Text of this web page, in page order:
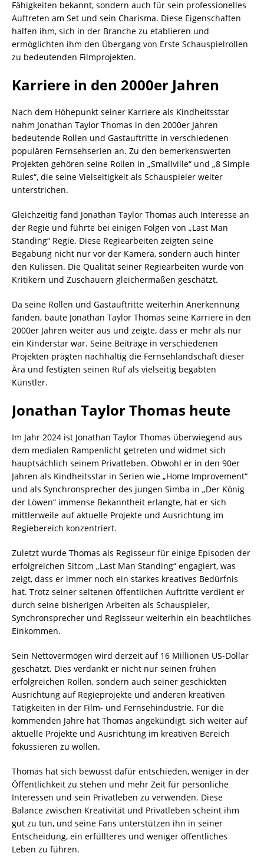
Fähigkeiten bekannt, sondern auch für sein professionelles
Auftreten am Set und sein Charisma. Diese Eigenschaften
halfen ihm, sich in der Branche zu etablieren und
ermöglichten ihm den Übergang von Erste Schauspielrollen
zu bedeutenden Filmprojekten.
Karriere in den 2000er Jahren
Nach dem Höhepunkt seiner Karriere als Kindheitsstar
nahm Jonathan Taylor Thomas in den 2000er Jahren
bedeutende Rollen und Gastauftritte in verschiedenen
populären Fernsehserien an. Zu den bemerkenswerten
Projekten gehören seine Rollen in „Smallville“ und „8 Simple
Rules“, die seine Vielseitigkeit als Schauspieler weiter
unterstrichen.
Gleichzeitig fand Jonathan Taylor Thomas auch Interesse an
der Regie und führte bei einigen Folgen von „Last Man
Standing“ Regie. Diese Regiearbeiten zeigten seine
Begabung nicht nur vor der Kamera, sondern auch hinter
den Kulissen. Die Qualität seiner Regiearbeiten wurde von
Kritikern und Zuschauern gleichermaßen geschätzt.
Da seine Rollen und Gastauftritte weiterhin Anerkennung
fanden, baute Jonathan Taylor Thomas seine Karriere in den
2000er Jahren weiter aus und zeigte, dass er mehr als nur
ein Kinderstar war. Seine Beiträge in verschiedenen
Projekten prägten nachhaltig die Fernsehlandschaft dieser
Ära und festigten seinen Ruf als vielseitig begabten
Künstler.
Jonathan Taylor Thomas heute
Im Jahr 2024 ist Jonathan Taylor Thomas überwiegend aus
dem medialen Rampenlicht getreten und widmet sich
hauptsächlich seinem Privatleben. Obwohl er in den 90er
Jahren als Kindheitsstar in Serien wie „Home Improvement“
und als Synchronsprecher des jungen Simba in „Der König
der Löwen“ immense Bekanntheit erlangte, hat er sich
mittlerweile auf aktuelle Projekte und Ausrichtung im
Regiebereich konzentriert.
Zuletzt wurde Thomas als Regisseur für einige Episoden der
erfolgreichen Sitcom „Last Man Standing“ engagiert, was
zeigt, dass er immer noch ein starkes kreatives Bedürfnis
hat. Trotz seiner seltenen öffentlichen Auftritte verdient er
durch seine bisherigen Arbeiten als Schauspieler,
Synchronsprecher und Regisseur weiterhin ein beachtliches
Einkommen.
Sein Nettovermögen wird derzeit auf 16 Millionen US-Dollar
geschätzt. Dies verdankt er nicht nur seinen frühen
erfolgreichen Rollen, sondern auch seiner geschickten
Ausrichtung auf Regieprojekte und anderen kreativen
Tätigkeiten in der Film- und Fernsehindustrie. Für die
kommenden Jahre hat Thomas angekündigt, sich weiter auf
aktuelle Projekte und Ausrichtung im kreativen Bereich
fokussieren zu wollen.
Thomas hat sich bewusst dafür entschieden, weniger in der
Öffentlichkeit zu stehen und mehr Zeit für persönliche
Interessen und sein Privatleben zu verwenden. Diese
Balance zwischen Kreativität und Privatleben scheint ihm
gut zu tun, und seine Fans unterstützen ihn in seiner
Entscheidung, ein erfüllteres und weniger öffentliches
Leben zu führen.